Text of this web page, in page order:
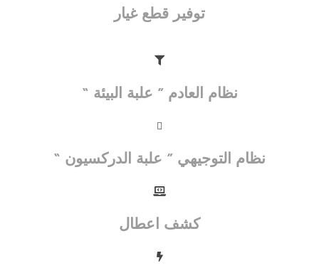
توفير قطع غيار
نظام العادم ” علبة البيئة “
نظام التوجيهي ” علبة الدركسيون “
كشف اعطال